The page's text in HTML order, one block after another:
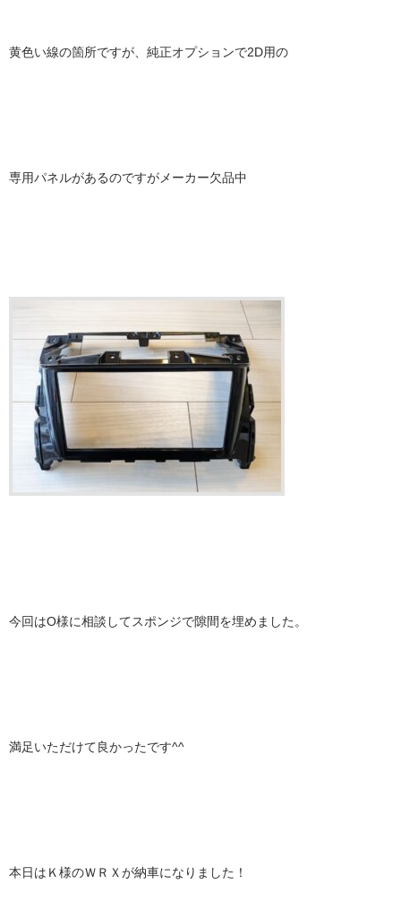
黄色い線の箇所ですが、純正オプションで2D用の
専用パネルがあるのですがメーカー欠品中
今回はO様に相談してスポンジで隙間を埋めました。
満足いただけて良かったです^^
本日はＫ様のＷＲＸが納車になりました！